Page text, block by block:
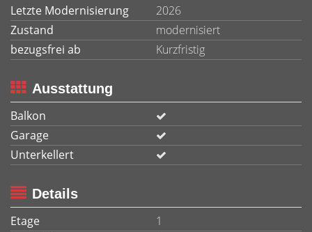
Letzte Modernisierung
2026
Zustand
modernisiert
bezugsfrei ab
Kurzfristig
Ausstattung
Balkon
Garage
Unterkellert
Details
Etage
1